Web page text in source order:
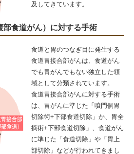
及してきています。
部食道がん）に対する手術
食道と胃のつなぎ目に発生する
食道胃接合部がんは、食道がん
でも胃がんでもない独立した領
域として分類されています。
食道胃接合部がんに対する手術
は、胃がんに準じた「噴門側胃
切除術+下部食道切除」か、胃全
摘術+下部食道切除」、食道がん
に準じた「食道切除」や「胃上
部切除」などが行われてきまし